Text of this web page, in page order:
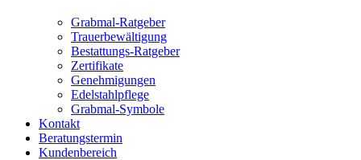
Grabmal-Ratgeber
Trauerbewältigung
Bestattungs-Ratgeber
Zertifikate
Genehmigungen
Edelstahlpflege
Grabmal-Symbole
Kontakt
Beratungstermin
Kundenbereich